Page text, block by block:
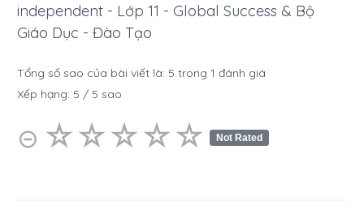
independent - Lớp 11 - Global Success & Bộ
Giáo Dục - Đào Tạo
Tổng số sao của bài viết là: 5 trong 1 đánh giá
Xếp hạng: 5 / 5 sao
⊝ ☆☆☆☆☆
★★★★★ Not Rated